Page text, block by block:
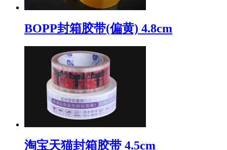
BOPP封箱胶带(偏黄) 4.8cm
淘宝天猫封箱胶带 4.5cm